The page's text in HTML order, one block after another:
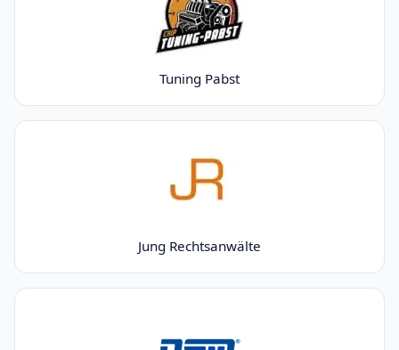
Tuning Pabst
Jung Rechtsanwälte